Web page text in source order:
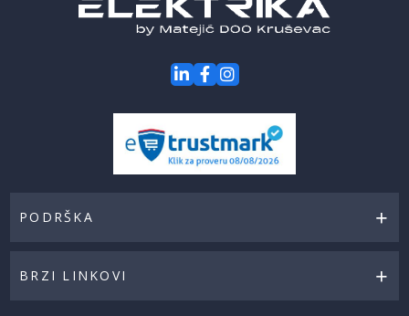
PODRŠKA
BRZI LINKOVI